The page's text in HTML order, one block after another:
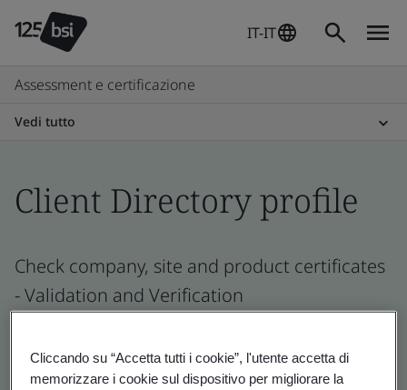
IT-IT
Assessment e certificazione
Vedi tutto
Client Directory profile
Check company, site and product certificates
- Validation and Verification
Cliccando su “Accetta tutti i cookie”, l'utente accetta di
memorizzare i cookie sul dispositivo per migliorare la